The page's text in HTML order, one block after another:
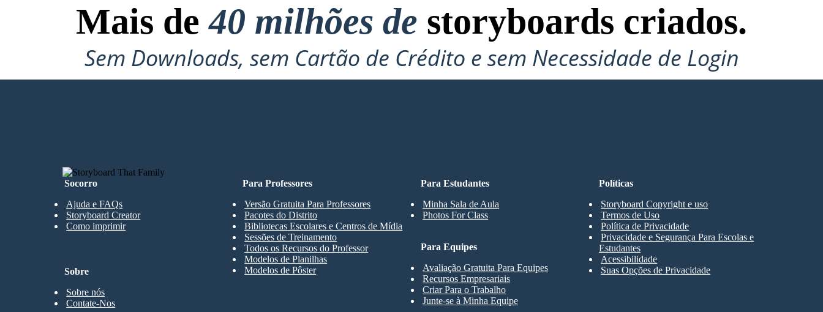
Mais de40 milhões de storyboards criados.
Sem Downloads, sem Cartão de Crédito e sem Necessidade de Login
Para Experimentar!
Socorro
Ajuda e FAQs
Storyboard Creator
Como imprimir
Para Estudantes
Minha Sala de Aula
Photos For Class
Para Professores
Versão Gratuita Para Professores
Pacotes do Distrito
Bibliotecas Escolares e Centros de Mídia
Sessões de Treinamento
Todos os Recursos do Professor
Modelos de Planilhas
Modelos de Pôster
Para Equipes
Avaliação Gratuita Para Equipes
Recursos Empresariais
Criar Para o Trabalho
Junte-se à Minha Equipe
Sobre
Sobre nós
Contate-Nos
Políticas
Storyboard Copyright e uso
Termos de Uso
Política de Privacidade
Privacidade e Segurança Para Escolas e
Estudantes
Acessibilidade
Suas Opções de Privacidade